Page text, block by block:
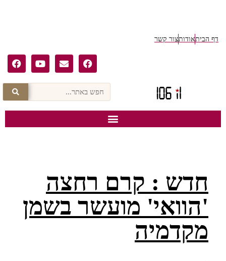
דף הביתאודותצור קשר
חדש : קרם רחצה
'הוואי' מועשר בשמן
מקדמיה